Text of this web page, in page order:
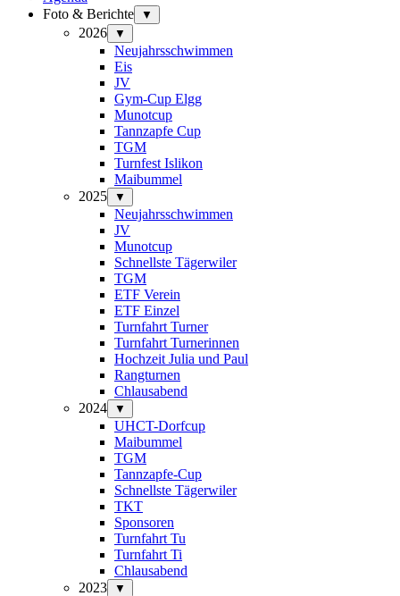
Foto & Berichte
▼
2026 ▼
Neujahrsschwimmen
Eis
JV
Gym-Cup Elgg
Munotcup
Tannzapfe Cup
TGM
Turnfest Islikon
Maibummel
2025
▼
Neujahrsschwimmen
JV
Munotcup
Schnellste Tägerwiler
TGM
ETF Verein
ETF Einzel
Turnfahrt Turner
Turnfahrt Turnerinnen
Hochzeit Julia und Paul
Rangturnen
Chlausabend
2024
▼
UHCT-Dorfcup
Maibummel
TGM
Tannzapfe-Cup
Schnellste Tägerwiler
TKT
Sponsoren
Turnfahrt Tu
Turnfahrt Ti
Chlausabend
2023
▼